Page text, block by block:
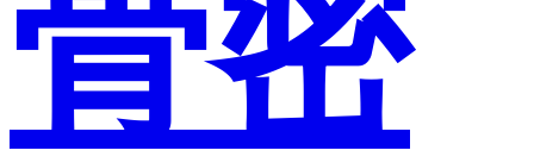
骨密